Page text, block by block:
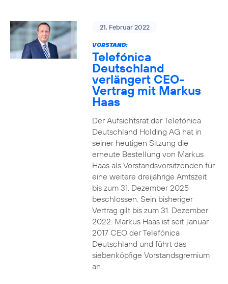
21. Februar 2022
VORSTAND:
Telefónica
Deutschland
verlängert CEO-
Vertrag mit Markus
Haas
Der Aufsichtsrat der Telefónica
Deutschland Holding AG hat in
seiner heutigen Sitzung die
erneute Bestellung von Markus
Haas als Vorstandsvorsitzenden für
eine weitere dreijährige Amtszeit
bis zum 31. Dezember 2025
beschlossen. Sein bisheriger
Vertrag gilt bis zum 31. Dezember
2022. Markus Haas ist seit Januar
2017 CEO der Telefónica
Deutschland und führt das
siebenköpfige Vorstandsgremium
an.